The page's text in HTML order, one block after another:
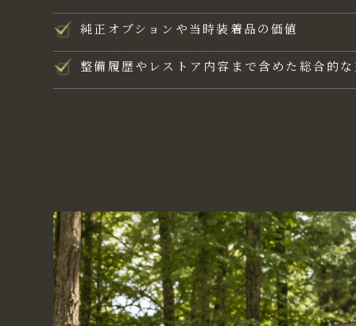
純正オプションや当時装着品の価値
整備履歴やレストア内容まで含めた総合的